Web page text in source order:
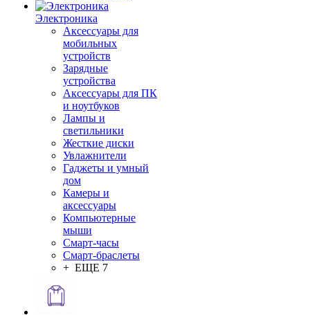
Электроника
Аксессуары для
мобильных
устройств
Зарядные
устройства
Аксессуары для ПК
и ноутбуков
Лампы и
светильники
Жесткие диски
Увлажнители
Гаджеты и умный
дом
Камеры и
аксессуары
Компьютерные
мыши
Смарт-часы
Смарт-браслеты
+ ЕЩЕ 7